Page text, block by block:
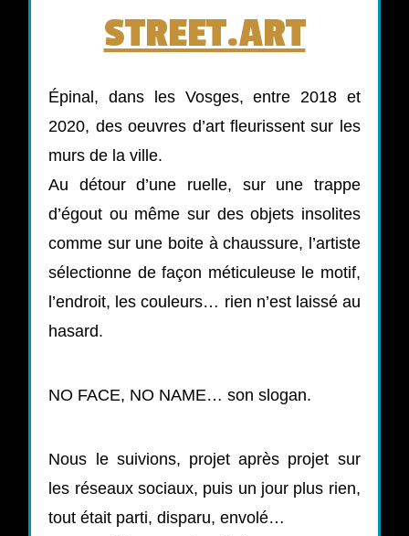
STREET.ART
Épinal, dans les Vosges, entre 2018 et
2020, des oeuvres d’art fleurissent sur les
murs de la ville.
Au détour d’une ruelle, sur une trappe
d’égout ou même sur des objets insolites
comme sur une boite à chaussure, l’artiste
sélectionne de façon méticuleuse le motif,
l’endroit, les couleurs… rien n’est laissé au
hasard.
NO FACE, NO NAME… son slogan.
Nous le suivions, projet après projet sur
les réseaux sociaux, puis un jour plus rien,
tout était parti, disparu, envolé…